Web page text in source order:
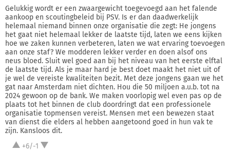
Gelukkig wordt er een zwaargewicht toegevoegd aan het falende
aankoop en scoutingbeleid bij PSV. Is er dan daadwerkelijk
helemaal niemand binnen onze organisatie die zegt: He jongens
het gaat niet helemaal lekker de laatste tijd, laten we eens kijken
hoe we zaken kunnen verbeteren, laten we wat ervaring toevoegen
aan onze staf? We modderen lekker verder en doen alsof ons
neus bloed. Sluit wel goed aan bij het niveau van het eerste elftal
de laatste tijd. Als je maar hard je best doet maakt het niet uit of
je wel de vereiste kwaliteiten bezit. Met deze jongens gaan we het
gat naar Amsterdam niet dichten. Hou die 50 miljoen a.u.b. tot na
2024 gewoon op de bank. We maken voorlopig wel even pas op de
plaats tot het binnen de club doordringt dat een professionele
organisatie topmensen vereist. Mensen met een bewezen staat
van dienst die elders al hebben aangetoond goed in hun vak te
zijn. Kansloos dit.
+6/-1